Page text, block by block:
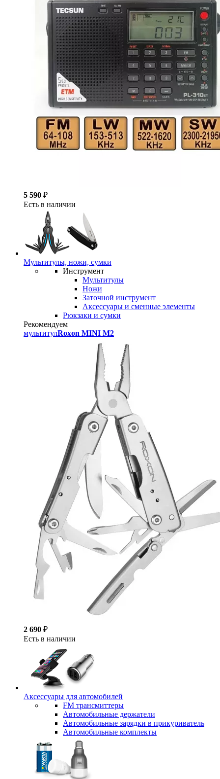
5 590 ₽
Есть в наличии
Мультитулы, ножи, сумки
Инструмент
Мультитулы
Ножи
Заточной инструмент
Аксессуары и сменные элементы
Рюкзаки и сумки
Рекомендуем
мультитулRoxon MINI M2
2 690 ₽
Есть в наличии
Аксессуары для автомобилей
FM трансмиттеры
Автомобильные держатели
Автомобильные зарядки в прикуриватель
Автомобильные комплекты